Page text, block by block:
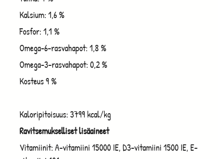
Kalsium: 1,6 %
Fosfor: 1,1 %
Omega-6-rasvahapot: 1,8 %
Omega-3-rasvahapot: 0,2 %
Kosteus 9 %
Kaloripitoisuus: 3799 kcal/kg
Ravitsemukselliset lisäaineet
Vitamiinit: A-vitamiini 15000 IE, D3-vitamiini 1500 IE, E-